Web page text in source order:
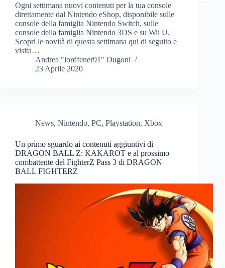
Ogni settimana nuovi contenuti per la tua console
direttamente dal Nintendo eShop, disponibile sulle
console della famiglia Nintendo Switch, sulle
console della famiglia Nintendo 3DS e su Wii U.
Scopri le novità di questa settimana qui di seguito e
visita…
Andrea "lordfener91" Dugoni
23 Aprile 2020
News, Nintendo, PC, Playstation, Xbox
Un primo sguardo ai contenuti aggiuntivi di
DRAGON BALL Z: KAKAROT e al prossimo
combattente del FighterZ Pass 3 di DRAGON
BALL FIGHTERZ